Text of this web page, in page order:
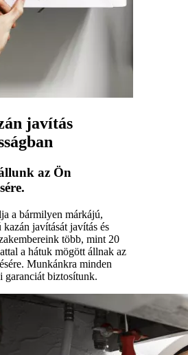
javítás
az Ön
a bármilyen márkájú,
kazán javítását javítás és
több, mint 20
a hátuk mögött állnak az
Munkánkra minden
garanciát biztosítunk.